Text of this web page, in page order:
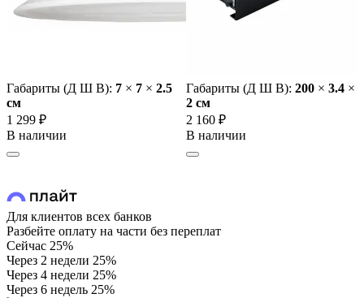
Габариты (Д Ш В): 7 × 7 × 2.5
cм
1 299 ₽
В наличии
Габариты (Д Ш В): 200 × 3.4 ×
2 cм
2 160 ₽
В наличии
Для клиентов всех банков
Разбейте оплату на части без переплат
Сейчас 25%
Через 2 недели 25%
Через 4 недели 25%
Через 6 недель 25%